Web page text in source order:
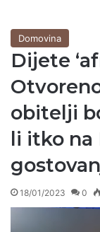
Domovina
Dijete
obitelji
li itko
18/01/2023 0